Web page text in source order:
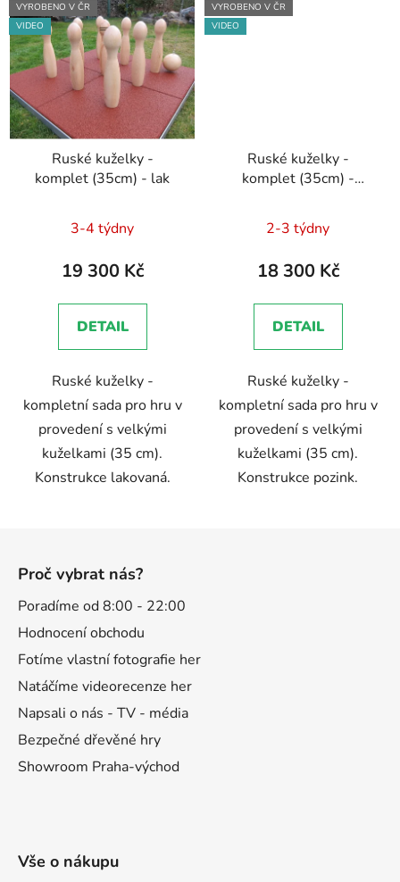
VYROBENO V ČR
VIDEO
Ruské kuželky -
komplet (35cm) - lak
hodnocení
produktu
5,0
z
hvězdiček.
3-4 týdny
19 300 Kč
DETAIL
Ruské kuželky -
kompletní sada pro hru v
provedení s velkými
kuželkami (35 cm).
Konstrukce lakovaná.
VYROBENO V ČR
VIDEO
Ruské kuželky -
komplet (35cm) -
hodnocení
produktu
5,0
z
hvězdiček.
2-3 týdny
18 300 Kč
DETAIL
Ruské kuželky -
kompletní sada pro hru v
provedení s velkými
kuželkami (35 cm).
Konstrukce pozink.
Proč vybrat nás?
Poradíme od 8:00 - 22:00
Hodnocení obchodu
Fotíme vlastní fotografie her
Natáčíme videorecenze her
Napsali o nás - TV - média
Bezpečné dřevěné hry
Showroom Praha-východ
Vše o nákupu